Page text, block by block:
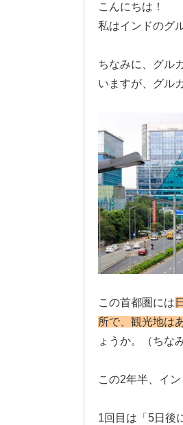
こんにちは！
私はインドのグ
ちなみに、グル
いますが、グル
この首都圏には
所で、観光地は
ょうか。（ちな
この2年半、イ
1回目は「5日後